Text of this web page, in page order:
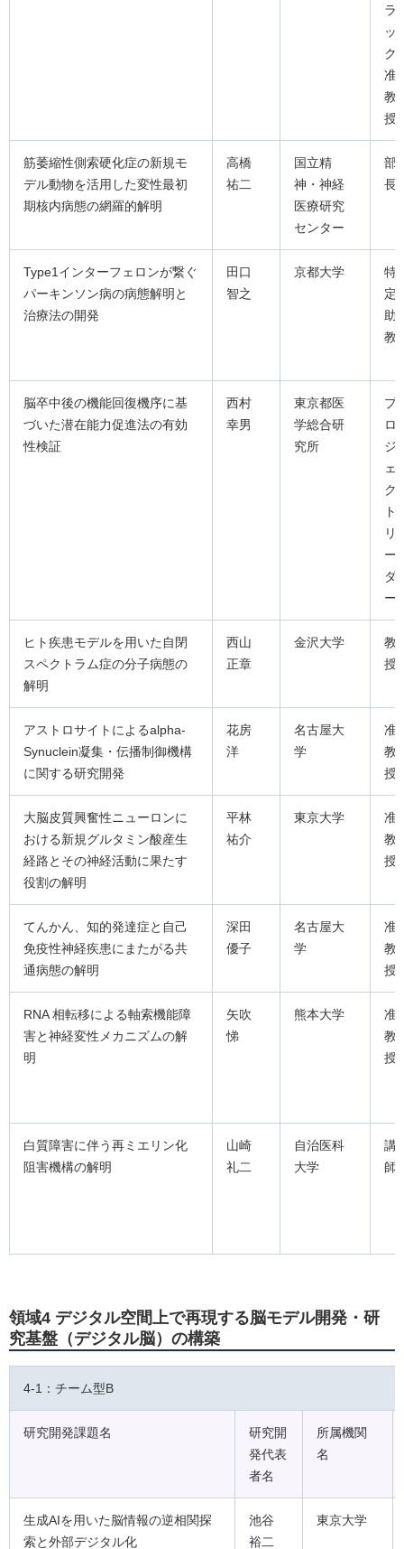
ラ
ッ
ク
准
教
授
筋萎縮性側索硬化症の新規モ
デル動物を活用した変性最初
期核内病態の網羅的解明
高橋
祐二
国立精
神・神経
医療研究
センター
部
長
Type1インターフェロンが繋ぐ
パーキンソン病の病態解明と
治療法の開発
田口
智之
京都大学
特
定
助
教
脳卒中後の機能回復機序に基
づいた潜在能力促進法の有効
性検証
西村
幸男
東京都医
学総合研
究所
プ
ロ
ジ
ェ
ク
ト
リ
ー
ダ
ー
ヒト疾患モデルを用いた自閉
スペクトラム症の分子病態の
解明
西山
正章
金沢大学
教
授
アストロサイトによるalpha-
Synuclein凝集・伝播制御機構
に関する研究開発
花房
洋
名古屋大
学
准
教
授
大脳皮質興奮性ニューロンに
おける新規グルタミン酸産生
経路とその神経活動に果たす
役割の解明
平林
祐介
東京大学
准
教
授
てんかん、知的発達症と自己
免疫性神経疾患にまたがる共
通病態の解明
深田
優子
名古屋大
学
准
教
授
RNA 相転移による軸索機能障
害と神経変性メカニズムの解
明
矢吹
悌
熊本大学
准
教
授
白質障害に伴う再ミエリン化
阻害機構の解明
山崎
礼二
自治医科
大学
講
師
領域4 デジタル空間上で再現する脳モデル開発・研
究基盤（デジタル脳）の構築
4-1：チーム型B
研究開発課題名
研究開
発代表
者名
所属機関
名
生成AIを用いた脳情報の逆相関探
索と外部デジタル化
池谷
裕二
東京大学